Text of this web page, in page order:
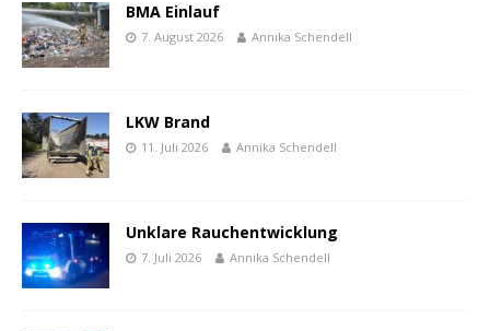
BMA Einlauf
7. August 2026 Annika Schendell
LKW Brand
11. Juli 2026 Annika Schendell
Unklare Rauchentwicklung
7. Juli 2026 Annika Schendell